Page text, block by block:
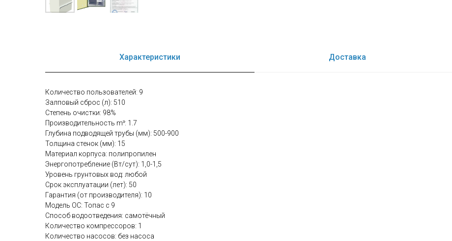
Характеристики Доставка
Количество пользователей: 9
Залповый сброс (л): 510
Степень очистки: 98%
Производительность m³: 1.7
Глубина подводящей трубы (мм): 500-900
Толщина стенок (мм): 15
Материал корпуса: полипропилен
Энергопотребление (Вт/сут): 1,0-1,5
Уровень грунтовых вод: любой
Срок эксплуатации (лет): 50
Гарантия (от производителя): 10
Модель ОС: Топас с 9
Способ водоотведения: самотёчный
Количество компрессоров: 1
Количество насосов: без насоса